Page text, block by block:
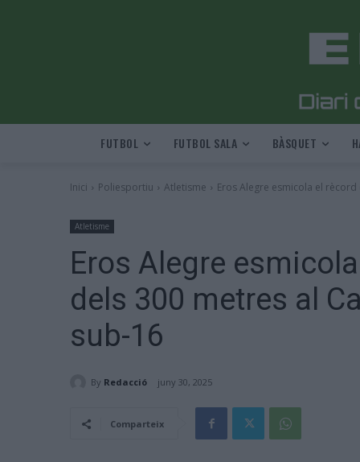
FUTBOL FUTBOL SALA BÀSQUET
Inici Poliesportiu Atletisme Eros Alegre esmicola el rècord
Atletisme
Eros Alegre
dels 300 metres al
sub-16
By Redacció juny 30, 2025
Comparteix